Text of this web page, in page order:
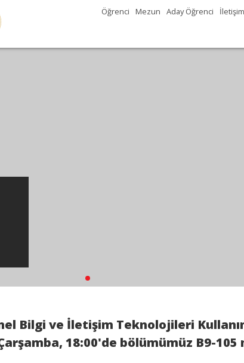
Öğrenci Mezun Aday Öğrenci İletişim
Bilgi ve İletişim Teknolojileri
18:00'de bölümümüz B9-105